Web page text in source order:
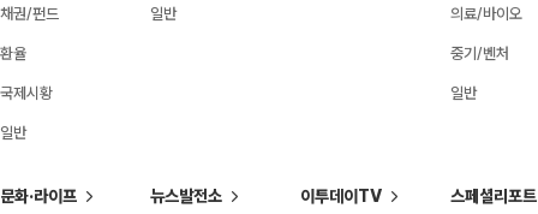
채권/펀드
환율
국제시황
일반
일반 의료/바이오
중기/벤처
일반
문화·라이프 뉴스발전소 이투데이TV 스페셜리포트